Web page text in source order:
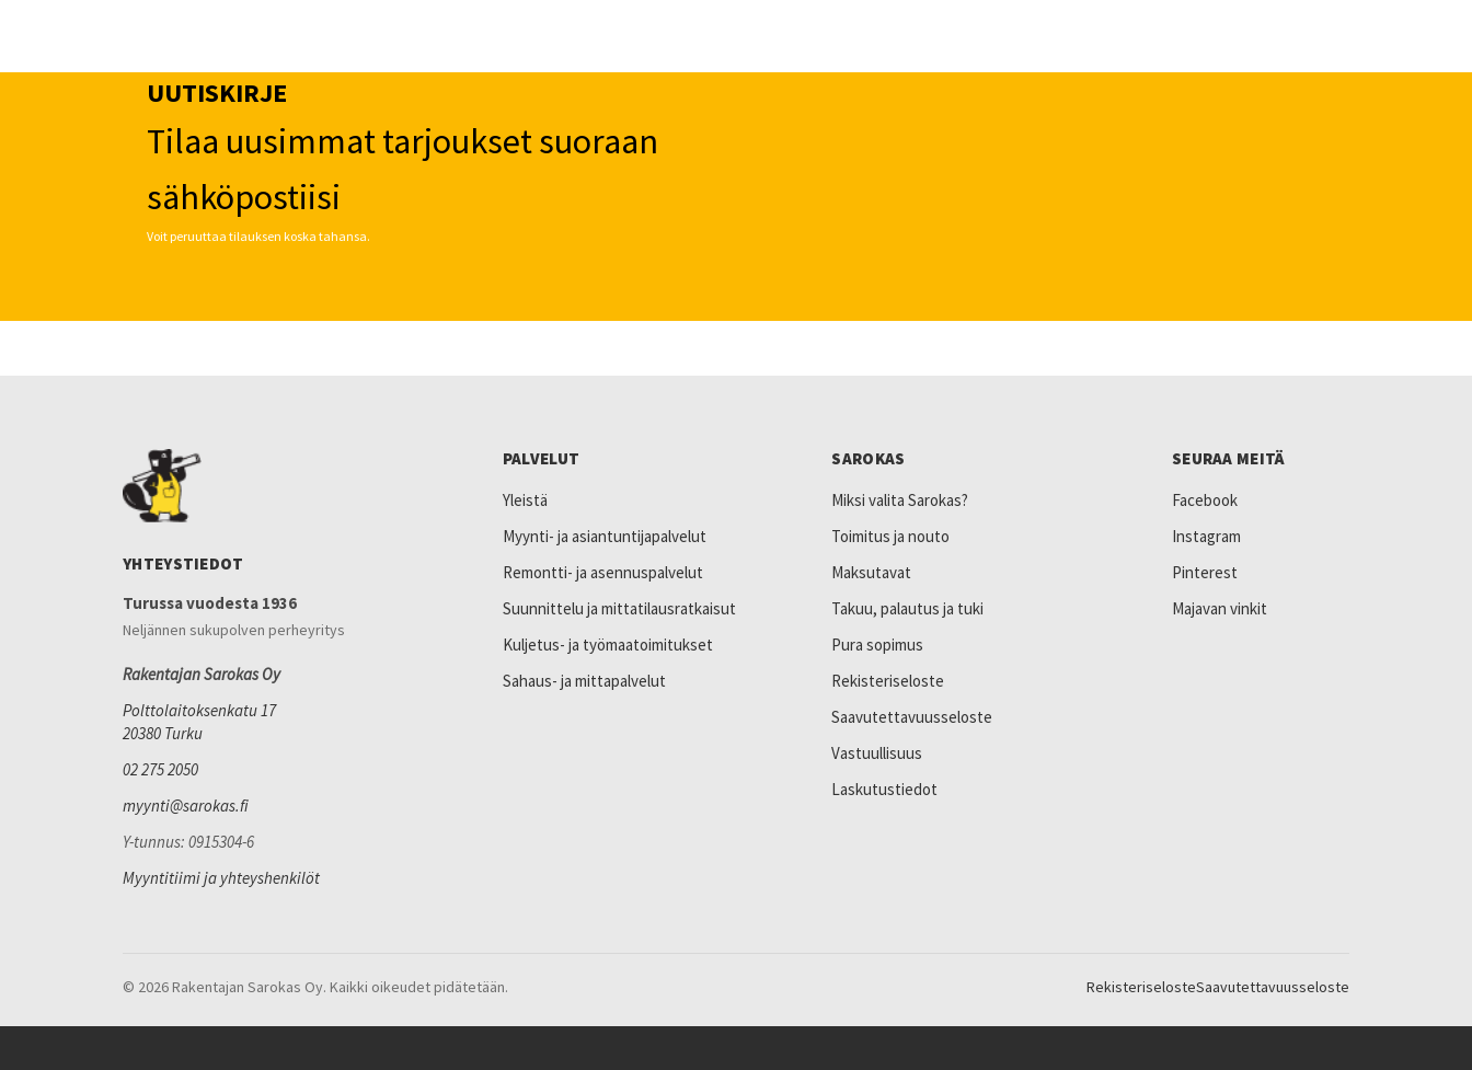
UUTISKIRJE
Tilaa uusimmat tarjoukset suoraan
sähköpostiisi
Voit peruuttaa tilauksen koska tahansa.
YHTEYSTIEDOT
Turussa vuodesta 1936
Neljännen sukupolven perheyritys
Rakentajan Sarokas Oy
Polttolaitoksenkatu 17
20380 Turku
02 275 2050
myynti@sarokas.fi
Y-tunnus: 0915304-6
Myyntitiimi ja yhteyshenkilöt
PALVELUT
Yleistä
Myynti- ja asiantuntijapalvelut
Remontti- ja asennuspalvelut
Suunnittelu ja mittatilausratkaisut
Kuljetus- ja työmaatoimitukset
Sahaus- ja mittapalvelut
SAROKAS
Miksi valita Sarokas?
Toimitus ja nouto
Maksutavat
Takuu, palautus ja tuki
Pura sopimus
Rekisteriseloste
Saavutettavuusseloste
Vastuullisuus
Laskutustiedot
SEURAA MEITÄ
Facebook
Instagram
Pinterest
Majavan vinkit
© 2026 Rakentajan Sarokas Oy. Kaikki oikeudet pidätetään. RekisteriselosteSaavutettavuusseloste